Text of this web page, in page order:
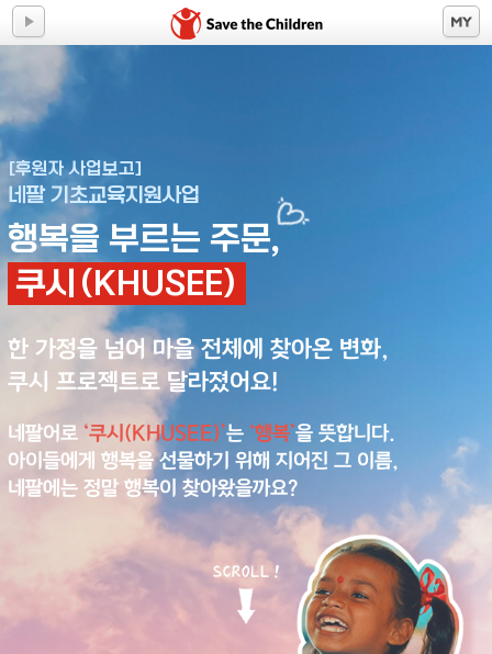
[후원자 사업보고]
네팔 기초교육지원사업
행복을 부르는 주문,
쿠시(KHUSEE)
한 가정을 넘어 마을 전체에 찾아온 변화,
쿠시 프로젝트로 달라졌어요!
네팔어로 ‘쿠시(KHUSEE)’는 ‘행복’을 뜻합니다.
아이들에게 행복을 선물하기 위해 지어진 그 이름,
네팔에는 정말 행복이 찾아왔을까요?